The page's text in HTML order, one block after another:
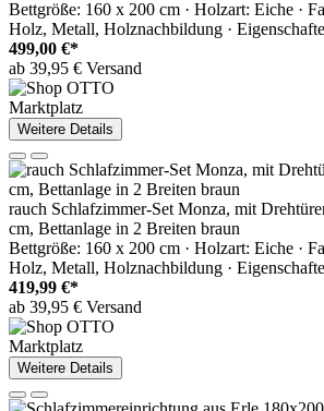
Bettgröße: 160 x 200 cm · Holzart: Eiche ·
Holz, Metall, Holznachbildung ·
499,00 €*
ab 39,95 € Versand
Marktplatz
Weitere Details
rauch Schlafzimmer-Set Monza, mit
cm, Bettanlage in 2 Breiten braun
Bettgröße: 160 x 200 cm · Holzart: Eiche ·
Holz, Metall, Holznachbildung ·
419,99 €*
ab 39,95 € Versand
Marktplatz
Weitere Details